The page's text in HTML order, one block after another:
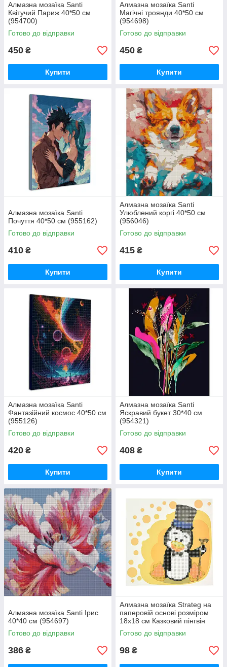
Алмазна мозаїка Santi
Квітучий Париж 40*50 см
(954700)
Готово до відправки
450 ₴
Купити
Алмазна мозаїка Santi
Магічні троянди 40*50 см
(954698)
Готово до відправки
450 ₴
Купити
Алмазна мозаїка Santi
Почуття 40*50 см (955162)
Готово до відправки
410 ₴
Купити
Алмазна мозаїка Santi
Улюблений коргі 40*50 см
(956046)
Готово до відправки
415 ₴
Купити
Алмазна мозаїка Santi
Фантазійний космос 40*50 см
(955126)
Готово до відправки
420 ₴
Купити
Алмазна мозаїка Santi
Яскравий букет 30*40 см
(954321)
Готово до відправки
408 ₴
Купити
Алмазна мозаїка Santi Ірис
40*40 см (954697)
Готово до відправки
386 ₴
Алмазна мозаїка Strateg на
паперовій основі розміром
18х18 см Казковий пінгвін
(JUB14407)
Готово до відправки
98 ₴